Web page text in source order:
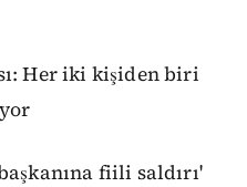
Her iki kişiden biri
fiili saldırı'